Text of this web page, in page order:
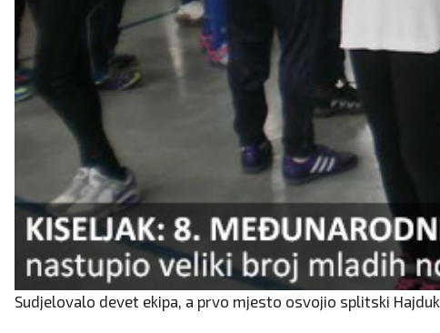
Sudjelovalo devet ekipa, a prvo mjesto osvojio splitski Hajduk